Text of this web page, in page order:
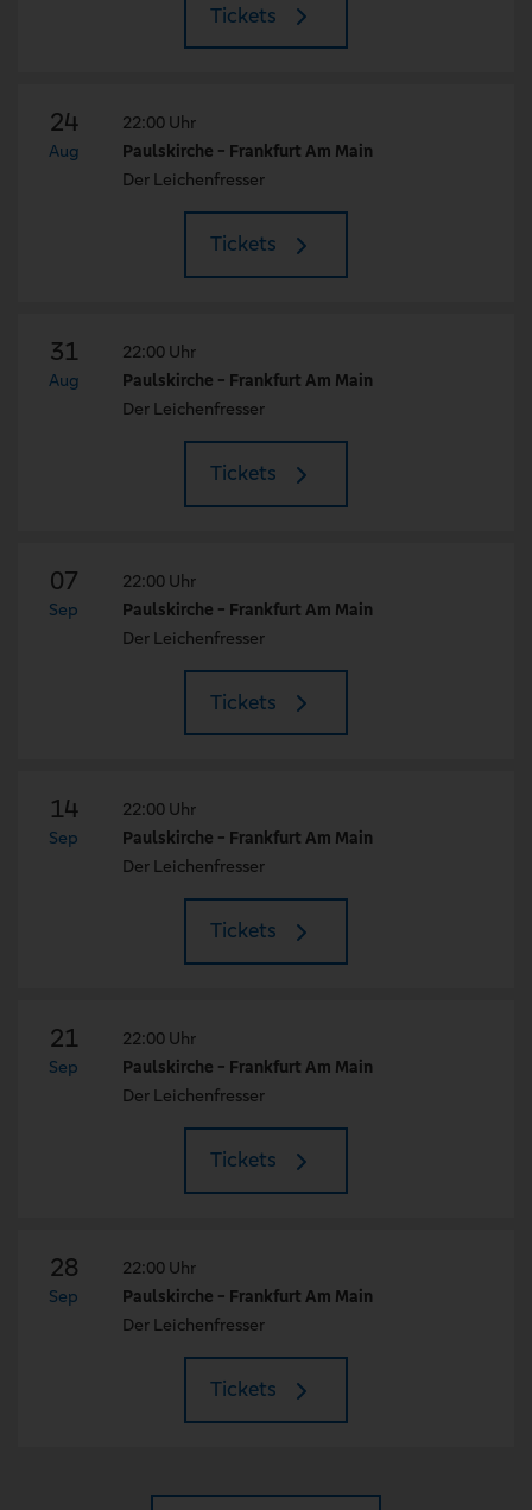
Tickets
24
Aug
22:00 Uhr
Paulskirche - Frankfurt Am Main
Der Leichenfresser
Tickets
31
Aug
22:00 Uhr
Paulskirche - Frankfurt Am Main
Der Leichenfresser
Tickets
07
Sep
22:00 Uhr
Paulskirche - Frankfurt Am Main
Der Leichenfresser
Tickets
14
Sep
22:00 Uhr
Paulskirche - Frankfurt Am Main
Der Leichenfresser
Tickets
21
Sep
22:00 Uhr
Paulskirche - Frankfurt Am Main
Der Leichenfresser
Tickets
28
Sep
22:00 Uhr
Paulskirche - Frankfurt Am Main
Der Leichenfresser
Tickets